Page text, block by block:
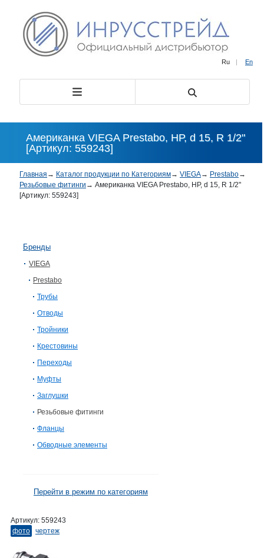
Ru | En
Американка VIEGA Prestabo, НР, d 15, R 1/2"
[Артикул: 559243]
Главная → Каталог продукции по Категориям→ VIEGA→ Prestabo→
Резьбовые фитинги → Американка VIEGA Prestabo, НР, d 15, R 1/2"
[Артикул: 559243]
Бренды
VIEGA
Prestabo
Трубы
Отводы
Тройники
Крестовины
Переходы
Муфты
Заглушки
Резьбовые фитинги
Фланцы
Обводные элементы
Перейти в режим по категориям
Артикул: 559243
фото
чертеж